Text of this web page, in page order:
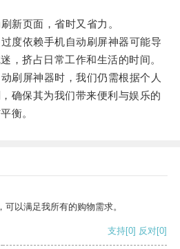
页面，省时又省力。
依赖手机自动刷屏神器可能导
，挤占日常工作和生活的时间。
屏神器时，我们仍需根据个人
确保其为我们带来便利与娱乐的
衡。
以满足我所有的购物需求。
支持[0] 反对[0]